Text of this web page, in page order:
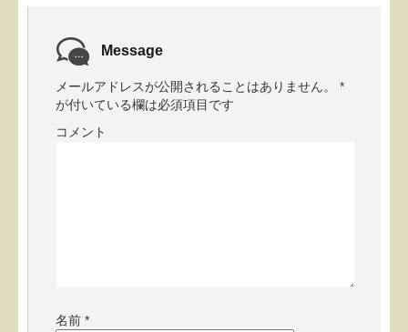
Message
メールアドレスが公開されることはありません。
*
が付いている欄は必須項目です
コメント
名前 *